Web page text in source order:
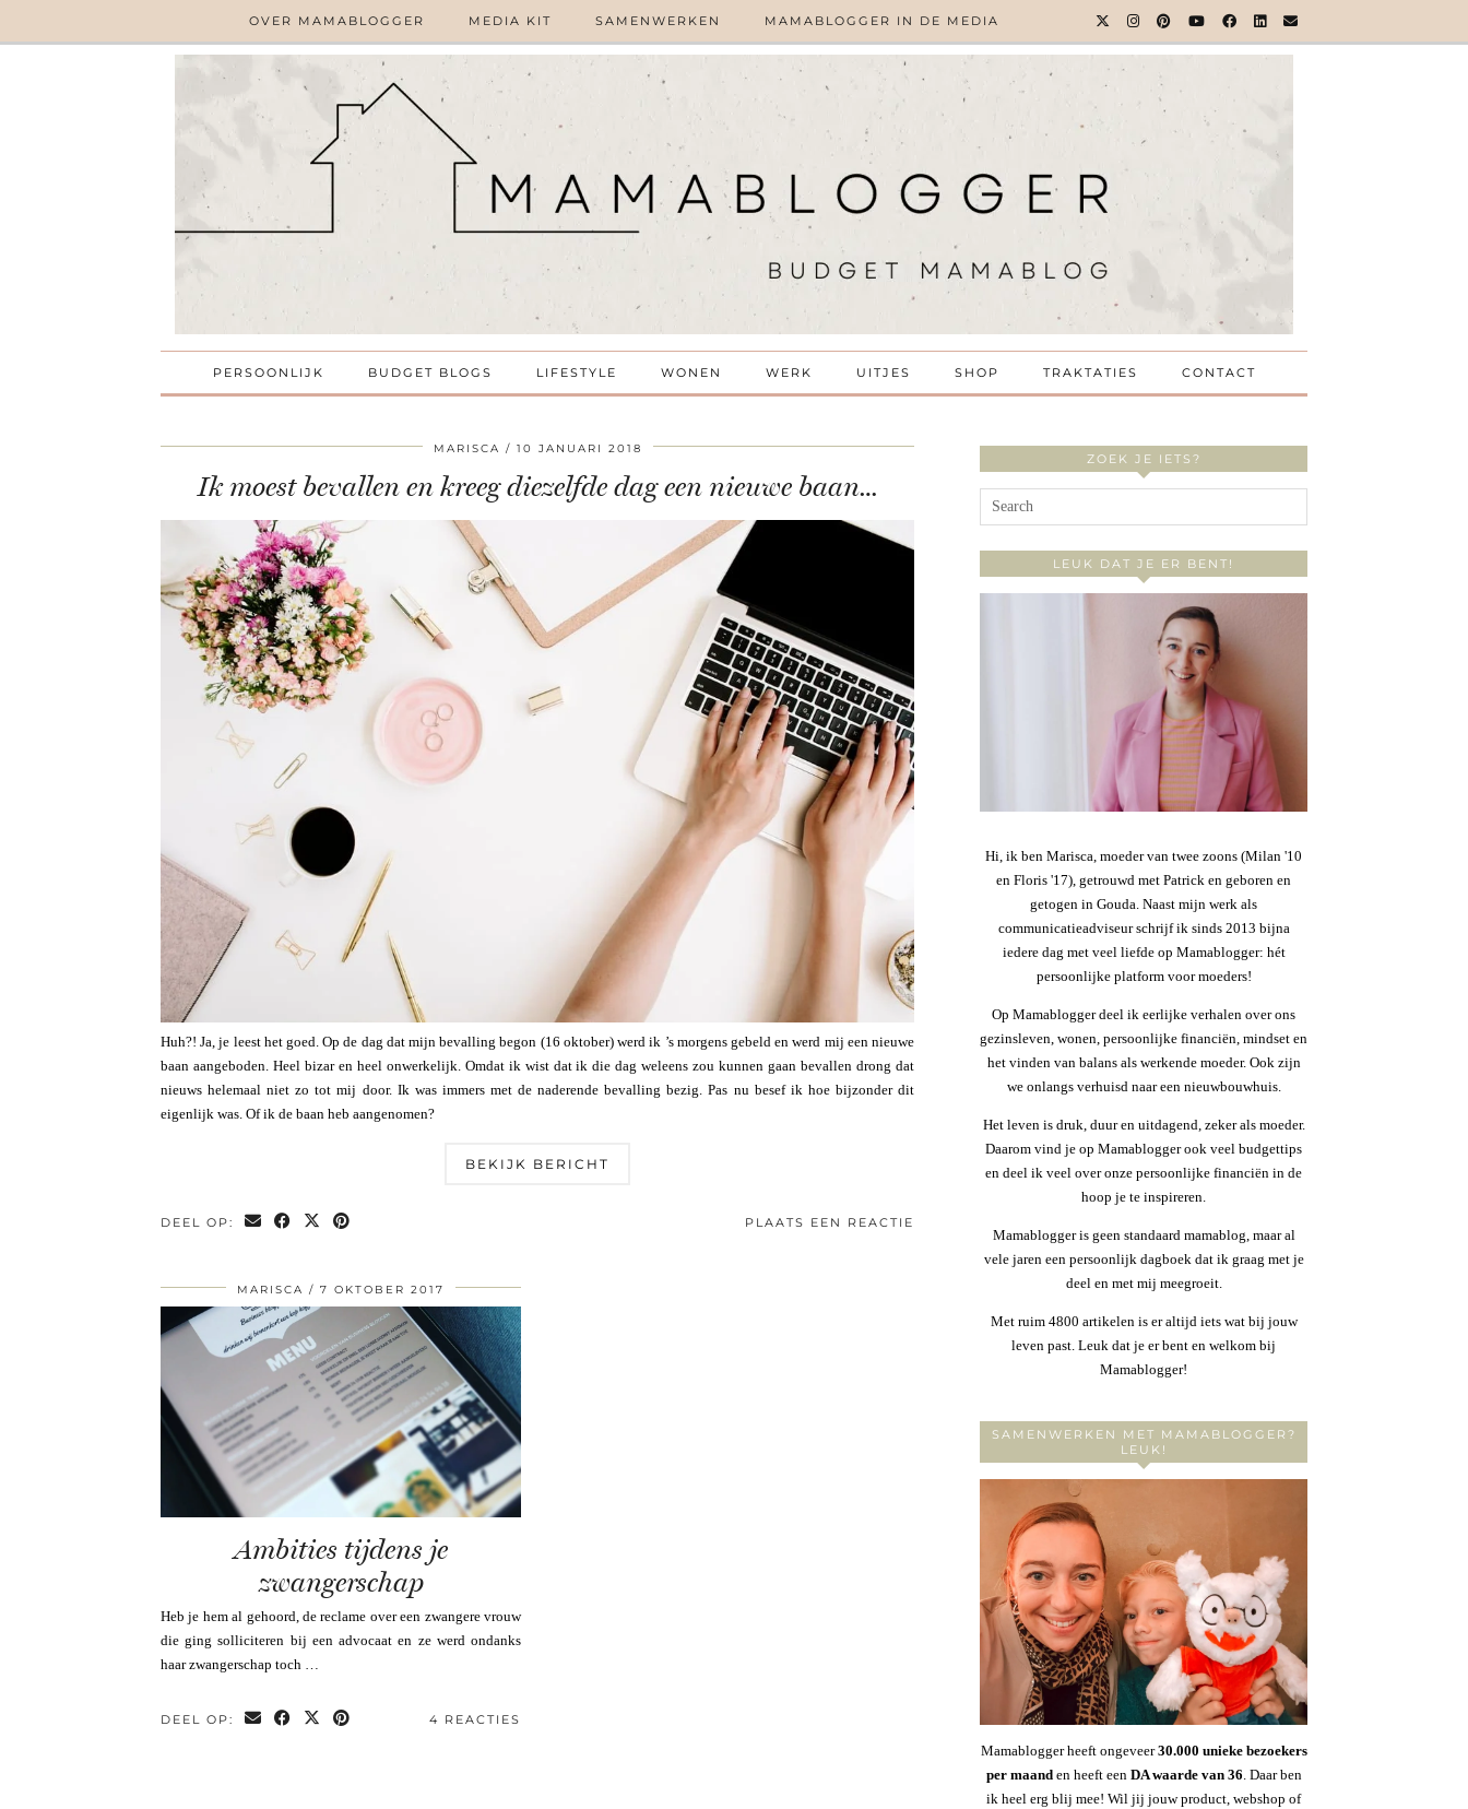
OVER MAMABLOGGER MEDIA KIT SAMENWERKEN MAMABLOGGER IN DE MEDIA
PERSOONLIJK BUDGET BLOGS LIFESTYLE WONEN WERK UITJES SHOP TRAKTATIES CONTACT
MARISCA 10 JANUARI 2018
Ik moest bevallen en kreeg diezelfde dag een nieuwe baan…
Huh?! Ja, je leest het goed. Op de dag dat mijn bevalling begon (16 oktober) werd ik ’s morgens gebeld en werd mij een nieuwe
baan aangeboden. Heel bizar en heel onwerkelijk. Omdat ik wist dat ik die dag weleens zou kunnen gaan bevallen drong dat
nieuws helemaal niet zo tot mij door. Ik was immers met de naderende bevalling bezig. Pas nu besef ik hoe bijzonder dit
eigenlijk was. Of ik de baan heb aangenomen?
BEKIJK BERICHT
DEEL OP: PLAATS EEN REACTIE
MARISCA 7 OKTOBER 2017
Ambities tijdens je
zwangerschap
Heb je hem al gehoord, de reclame over een zwangere vrouw
die ging solliciteren bij een advocaat en ze werd ondanks
haar zwangerschap toch …
DEEL OP: 4 REACTIES
ZOEK JE IETS?
LEUK DAT JE ER BENT!
Hi, ik ben Marisca, moeder van twee zoons (Milan '10
en Floris '17), getrouwd met Patrick en geboren en
getogen in Gouda. Naast mijn werk als
communicatieadviseur schrijf ik sinds 2013 bijna
iedere dag met veel liefde op Mamablogger: hét
persoonlijke platform voor moeders!
Op Mamablogger deel ik eerlijke verhalen over ons
gezinsleven, wonen, persoonlijke financiën, mindset en
het vinden van balans als werkende moeder. Ook zijn
we onlangs verhuisd naar een nieuwbouwhuis.
Het leven is druk, duur en uitdagend, zeker als moeder.
Daarom vind je op Mamablogger ook veel budgettips
en deel ik veel over onze persoonlijke financiën in de
hoop je te inspireren.
Mamablogger is geen standaard mamablog, maar al
vele jaren een persoonlijk dagboek dat ik graag met je
deel en met mij meegroeit.
Met ruim 4800 artikelen is er altijd iets wat bij jouw
leven past. Leuk dat je er bent en welkom bij
Mamablogger!
SAMENWERKEN MET MAMABLOGGER?
LEUK!
Mamablogger heeft ongeveer30.000 unieke bezoekers
per maanden heeft een DA waarde van 36. Daar ben
ik heel erg blij mee! Wil jij jouw product, webshop of